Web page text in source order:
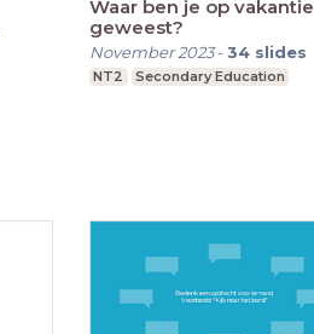
Waar ben je op vakantie
geweest?
November 2023-34 slides
NT2 Secondary Education